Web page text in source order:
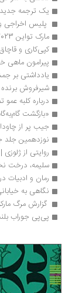
یک ترجمه جدید
پلیس اخراجی
مارک تواین 2023 برای طنز آمریکایی به آدام سندلر رسید
کپی‌کاری و
پیرامون ماهی
یادداشتی بر
شیرفروش
درباره کلبه
«بازگشت
جیب پر از
نوزدهمین
روایتی از ژلوزی
سلیمه، درخت
رمان و ادبیات
نگاهی به
گزارش مرگ
پی‌پی جوراب